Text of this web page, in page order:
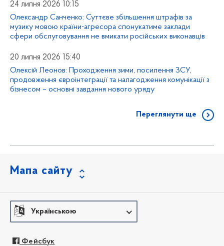
24 липня 2026 10:15
Олександр Санченко: Суттєве збільшення штрафів за
музику мовою країни-агресора спонукатиме заклади
сфери обслуговування не вмикати російських виконавців
20 липня 2026 15:40
Олексій Леонов: Проходження зими, посилення ЗСУ,
продовження євроінтеграції та налагодження комунікації з
бізнесом – основні завдання нового уряду
Переглянути ще
Мапа сайту
Українською
Фейсбук